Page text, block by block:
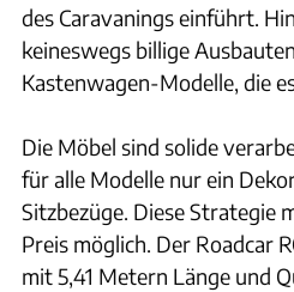
des Caravanings einführt.
keineswegs billige
Kastenwagen-Modelle, die
Die Möbel sind solide
für alle Modelle nur ein
Sitzbezüge. Diese Strategie
Preis möglich. Der Roadcar
mit 5,41 Metern Länge und